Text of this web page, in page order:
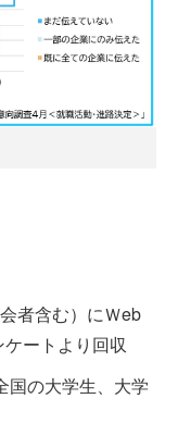
者含む）にＷeb
ートより回収
国の大学生、大学